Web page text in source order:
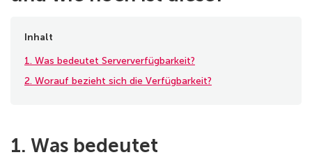
Inhalt
1. Was bedeutet Serververfügbarkeit?
2. Worauf bezieht sich die Verfügbarkeit?
1. Was bedeutet